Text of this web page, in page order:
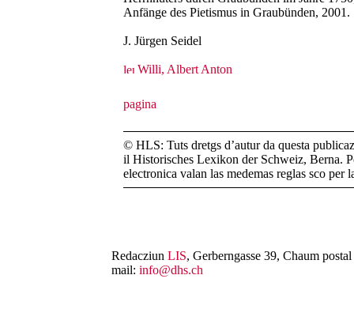
Anfänge des Pietismus in Graubünden, 2001.
J. Jürgen Seidel
Willi, Albert Anton
© HLS: Tuts dretgs d’autur da questa
il Historisches Lexikon der Schweiz, Berna.
electronica valan las medemas reglas sco per
Redacziun LIS, Gerberngasse 39, Chaum
mail: info@dhs.ch